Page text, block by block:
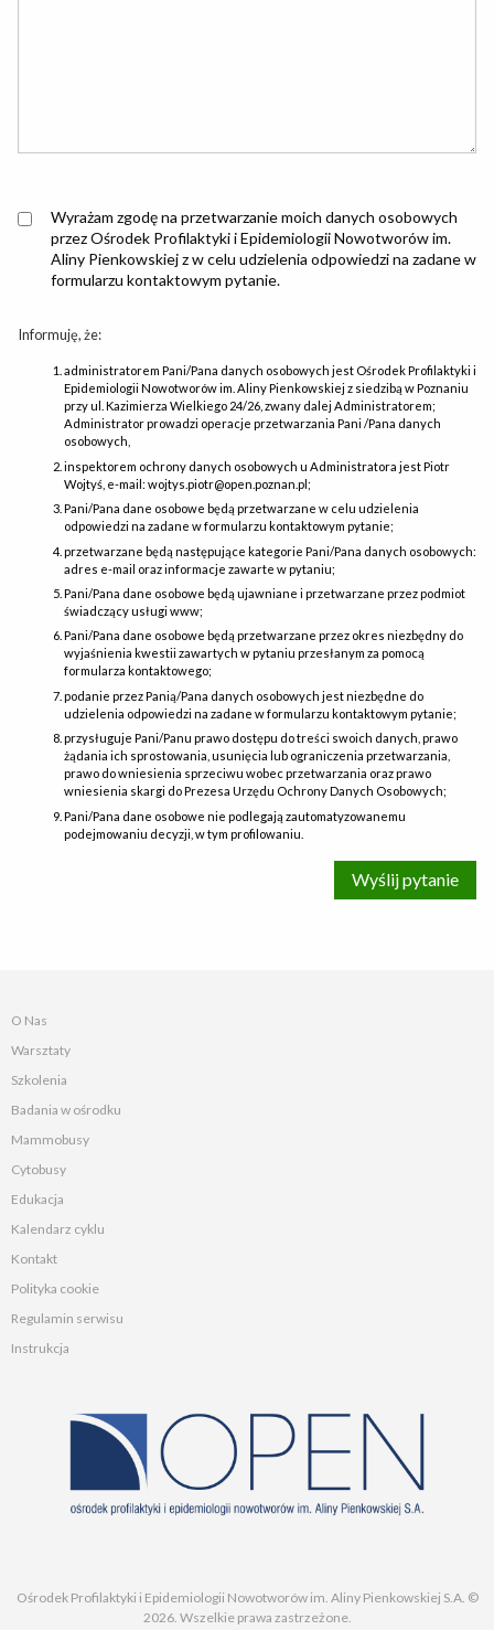
Wyrażam zgodę na przetwarzanie moich danych osobowych
przez Ośrodek Profilaktyki i Epidemiologii Nowotworów im.
Aliny Pienkowskiej z w celu udzielenia odpowiedzi na zadane w
formularzu kontaktowym pytanie.
Informuję, że:
administratorem Pani/Pana danych osobowych jest Ośrodek Profilaktyki i
Epidemiologii Nowotworów im. Aliny Pienkowskiej z siedzibą w Poznaniu
przy ul. Kazimierza Wielkiego 24/26, zwany dalej Administratorem;
Administrator prowadzi operacje przetwarzania Pani /Pana danych
osobowych,
inspektorem ochrony danych osobowych u Administratora jest Piotr
Wojtyś, e-mail: wojtys.piotr@open.poznan.pl;
Pani/Pana dane osobowe będą przetwarzane w celu udzielenia
odpowiedzi na zadane w formularzu kontaktowym pytanie;
przetwarzane będą następujące kategorie Pani/Pana danych osobowych:
adres e-mail oraz informacje zawarte w pytaniu;
Pani/Pana dane osobowe będą ujawniane i przetwarzane przez podmiot
świadczący usługi www;
Pani/Pana dane osobowe będą przetwarzane przez okres niezbędny do
wyjaśnienia kwestii zawartych w pytaniu przesłanym za pomocą
formularza kontaktowego;
podanie przez Panią/Pana danych osobowych jest niezbędne do
udzielenia odpowiedzi na zadane w formularzu kontaktowym pytanie;
przysługuje Pani/Panu prawo dostępu do treści swoich danych, prawo
żądania ich sprostowania, usunięcia lub ograniczenia przetwarzania,
prawo do wniesienia sprzeciwu wobec przetwarzania oraz prawo
wniesienia skargi do Prezesa Urzędu Ochrony Danych Osobowych;
Pani/Pana dane osobowe nie podlegają zautomatyzowanemu
podejmowaniu decyzji, w tym profilowaniu.
Wyślij pytanie
O Nas
Warsztaty
Szkolenia
Badania w ośrodku
Mammobusy
Cytobusy
Edukacja
Kalendarz cyklu
Kontakt
Polityka cookie
Regulamin serwisu
Instrukcja
Ośrodek Profilaktyki i Epidemiologii Nowotworów im. Aliny Pienkowskiej S.A. ©
2026. Wszelkie prawa zastrzeżone.